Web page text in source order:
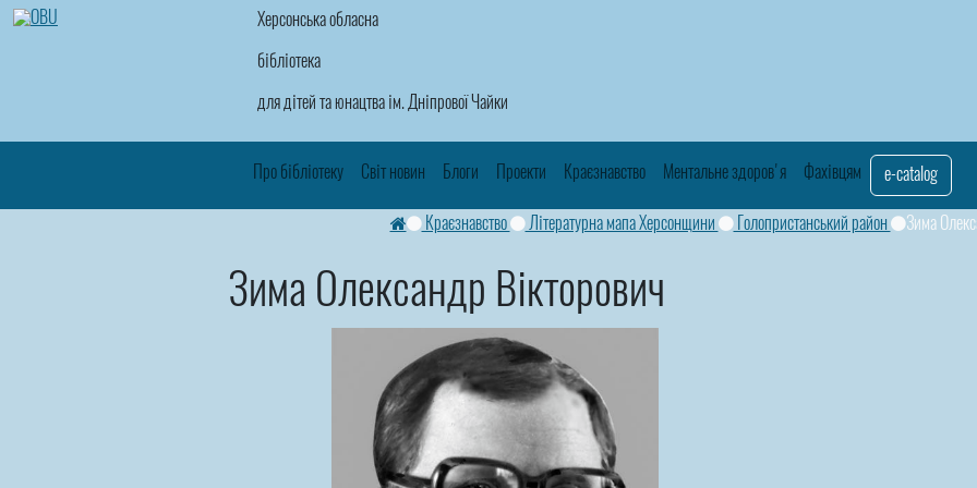
Херсонська обласна
бібліотека
для дітей та юнацтва ім. Дніпрової Чайки
Про бібліотеку Світ новин Блоги Проекти Краєзнавство Ментальне здоров'я Фахівцям e-catalog
Краєзнавство Літературна мапа Херсонщини Голопристанський район Зима
Зима Олександр Вікторович